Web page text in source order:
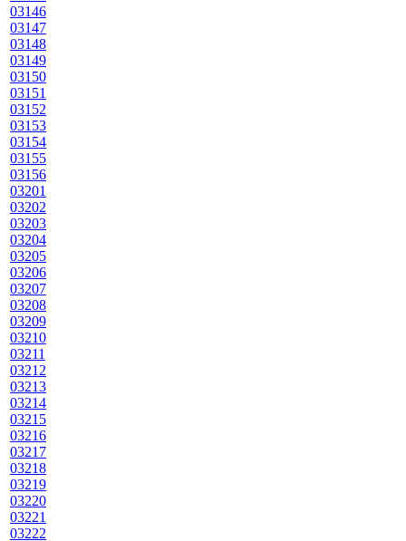
03146
03147
03148
03149
03150
03151
03152
03153
03154
03155
03156
03201
03202
03203
03204
03205
03206
03207
03208
03209
03210
03211
03212
03213
03214
03215
03216
03217
03218
03219
03220
03221
03222